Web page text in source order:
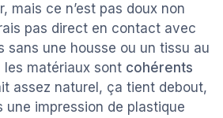
mais ce n’est pas doux non
pas direct en contact avec
sans une housse ou un tissu au
les matériaux sont cohérents
assez naturel, ça tient debout,
une impression de plastique